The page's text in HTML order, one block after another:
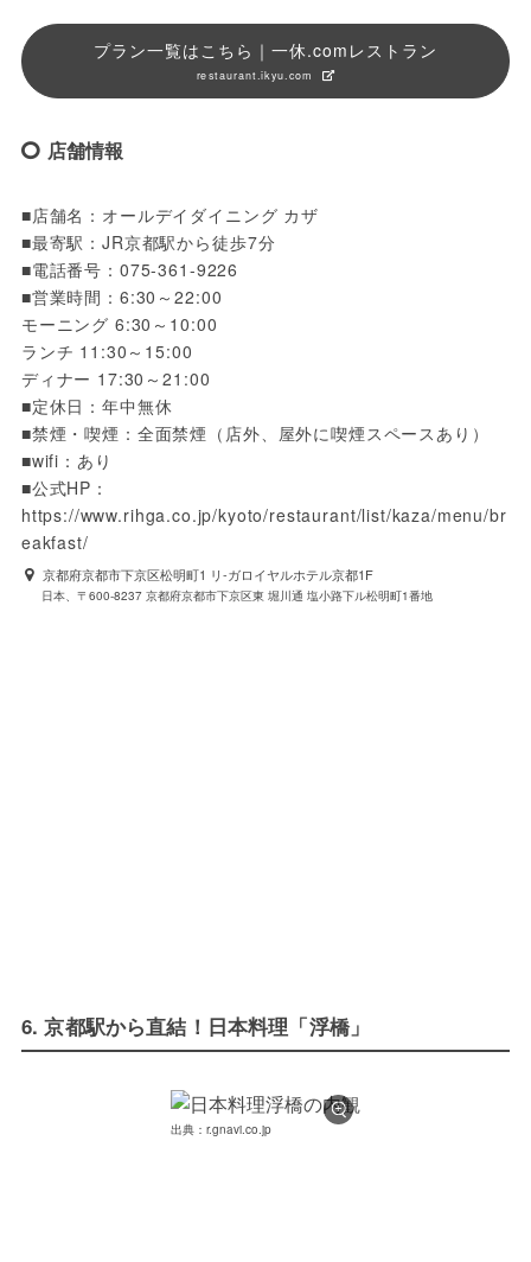
プラン一覧はこちら｜一休.comレストラン
restaurant.ikyu.com
店舗情報
■店舗名：オールデイダイニング カザ
■最寄駅：JR京都駅から徒歩7分
■電話番号：075-361-9226
■営業時間：6:30～22:00
モーニング 6:30～10:00
ランチ 11:30～15:00
ディナー 17:30～21:00
■定休日：年中無休
■禁煙・喫煙：全面禁煙（店外、屋外に喫煙スペースあり）
■wifi：あり
■公式HP：
https://www.rihga.co.jp/kyoto/restaurant/list/kaza/menu/br
eakfast/
京都府京都市下京区松明町1 リ-ガロイヤルホテル京都1F
日本、〒600-8237 京都府京都市下京区東 堀川通 塩小路下ル松明町1番地
6. 京都駅から直結！日本料理「浮橋」
出典：r.gnavi.co.jp